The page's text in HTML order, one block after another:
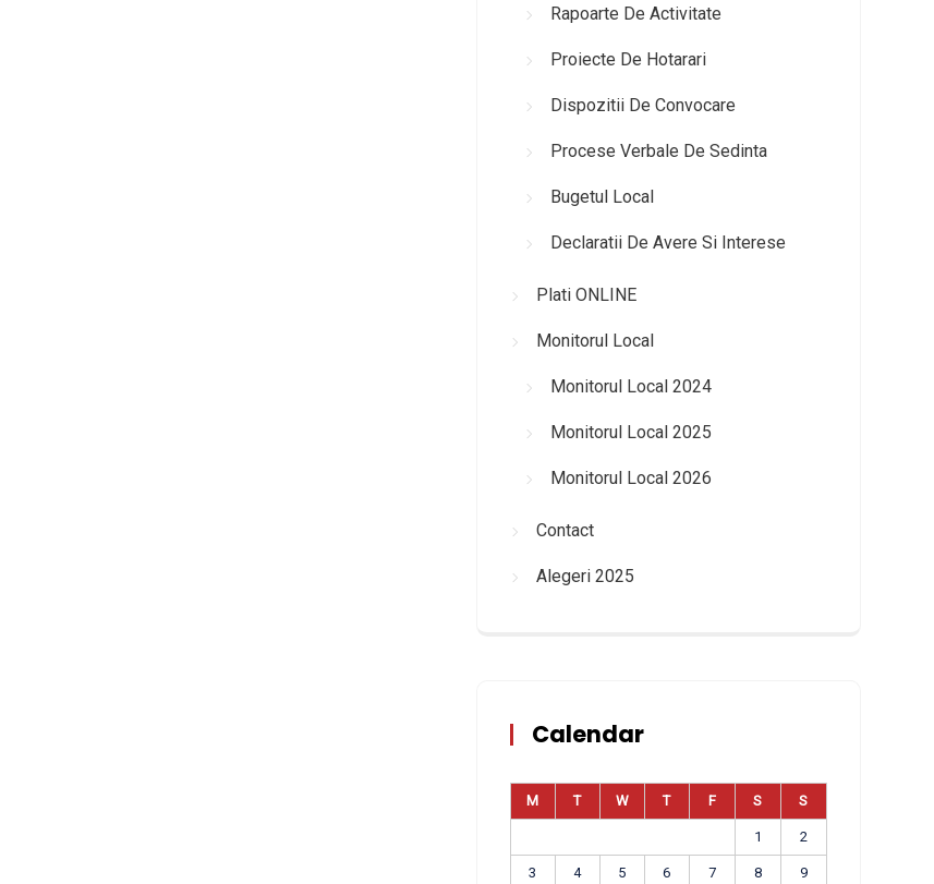
Rapoarte De Activitate
Proiecte De Hotarari
Dispozitii De Convocare
Procese Verbale De Sedinta
Bugetul Local
Declaratii De Avere Si Interese
Plati ONLINE
Monitorul Local
Monitorul Local 2024
Monitorul Local 2025
Monitorul Local 2026
Contact
Alegeri 2025
Calendar
M T W T F S S
1 2
3 4 5 6 7 8 9